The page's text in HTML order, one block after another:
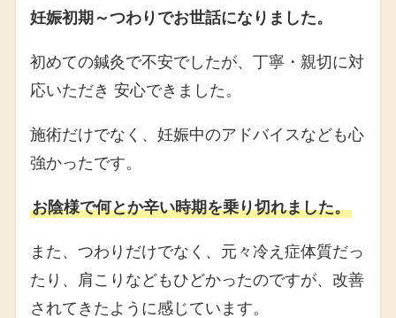
妊娠初期～つわりでお世話になりました。
初めての鍼灸で不安でしたが、丁寧・親切に対
応いただき 安心できました。
施術だけでなく、妊娠中のアドバイスなども心
強かったです。
お陰様で何とか辛い時期を乗り切れました。
また、つわりだけでなく、元々冷え症体質だっ
たり、肩こりなどもひどかったのですが、改善
されてきたように感じています。